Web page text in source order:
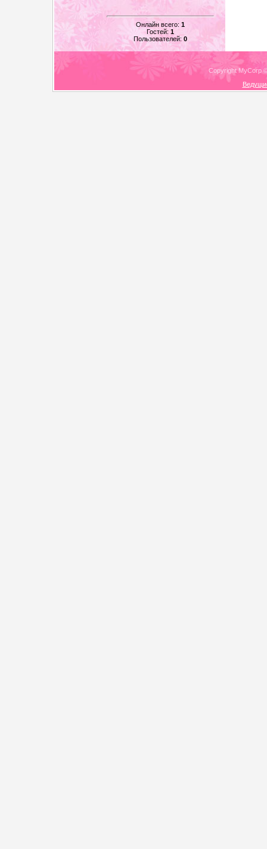
Онлайн всего: 1
Гостей: 1
Пользователей: 0
Copyright MyCorp